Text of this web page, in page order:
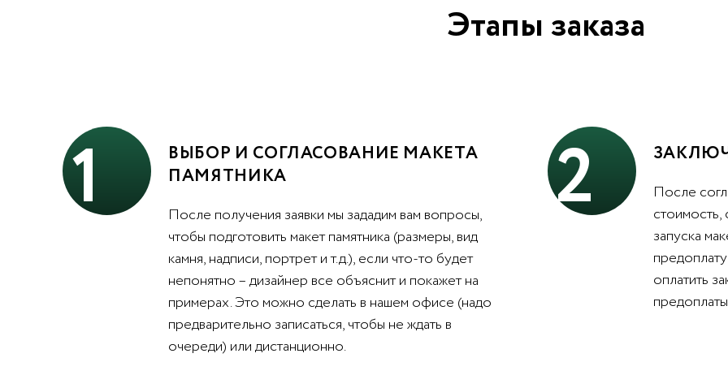
Этапы заказа
1
ВЫБОР И СОГЛАСОВАНИЕ МАКЕТА
ПАМЯТНИКА
После получения заявки мы зададим вам вопросы,
чтобы подготовить макет памятника (размеры, вид
камня, надписи, портрет и т.д.), если что-то будет
непонятно – дизайнер все объяснит и покажет на
примерах. Это можно сделать в нашем офисе (надо
предварительно записаться, чтобы не ждать в
очереди) или дистанционно.
2
После
запуска
оплатить